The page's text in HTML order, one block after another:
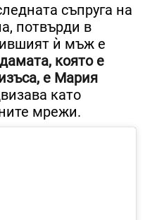
съпруга на
потвърди в
ѝ мъж е
която е
е Мария
като
мрежи.